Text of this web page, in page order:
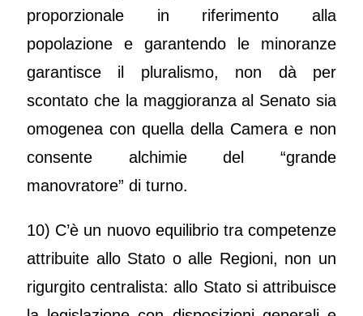
proporzionale in riferimento alla
popolazione e garantendo le minoranze
garantisce il pluralismo, non dà per
scontato che la maggioranza al Senato sia
omogenea con quella della Camera e non
consente alchimie del “grande
manovratore” di turno.
10) C’è un nuovo equilibrio tra competenze
attribuite allo Stato o alle Regioni, non un
rigurgito centralista: allo Stato si attribuisce